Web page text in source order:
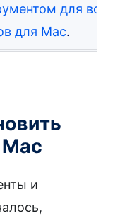
для
для Mac.
и